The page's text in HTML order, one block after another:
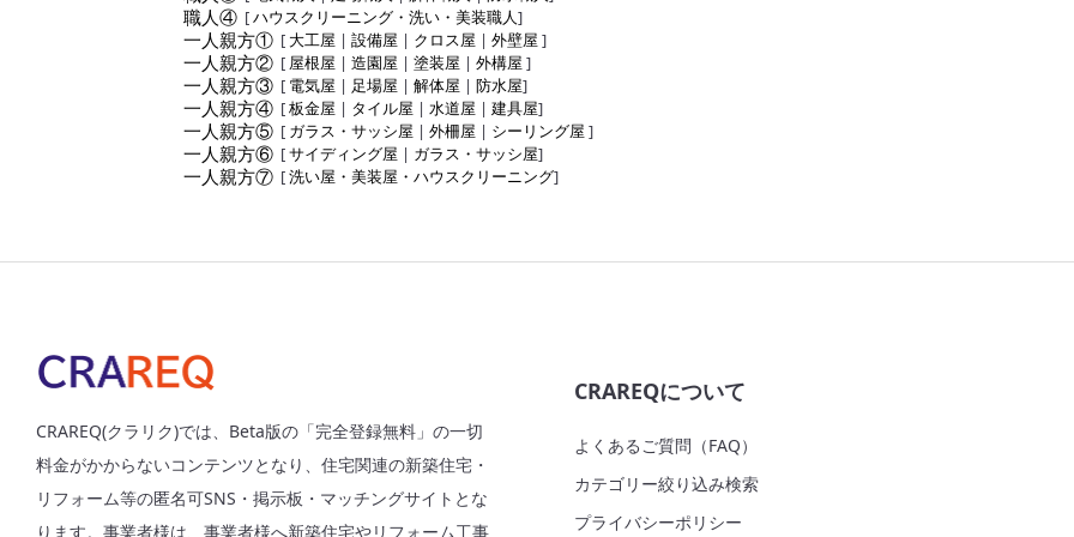
職人④ [ハウスクリーニング・洗い・美装職人]
一人親方① [ 大工屋 | 設備屋 | クロス屋 | 外壁屋 ]
一人親方② [ 屋根屋 | 造園屋 | 塗装屋 | 外構屋 ]
一人親方③ [ 電気屋 | 足場屋 | 解体屋 | 防水屋]
一人親方④ [板金屋 | タイル屋 | 水道屋 | 建具屋]
一人親方⑤ [ ガラス・サッシ屋 | 外柵屋 | シーリング屋 ]
一人親方⑥ [サイディング屋 | ガラス・サッシ屋]
一人親方⑦ [洗い屋・美装屋・ハウスクリーニング]
CRAREQ(クラリク)では、Beta版の「完全登録無料」の一切
料金がかからないコンテンツとなり、住宅関連の新築住宅・
リフォーム等の匿名可SNS・掲示板・マッチングサイトとな
ります。事業者様は、事業者様へ新築住宅やリフォーム工事
CRAREQについて
よくあるご質問（FAQ）
カテゴリー絞り込み検索
プライバシーポリシー